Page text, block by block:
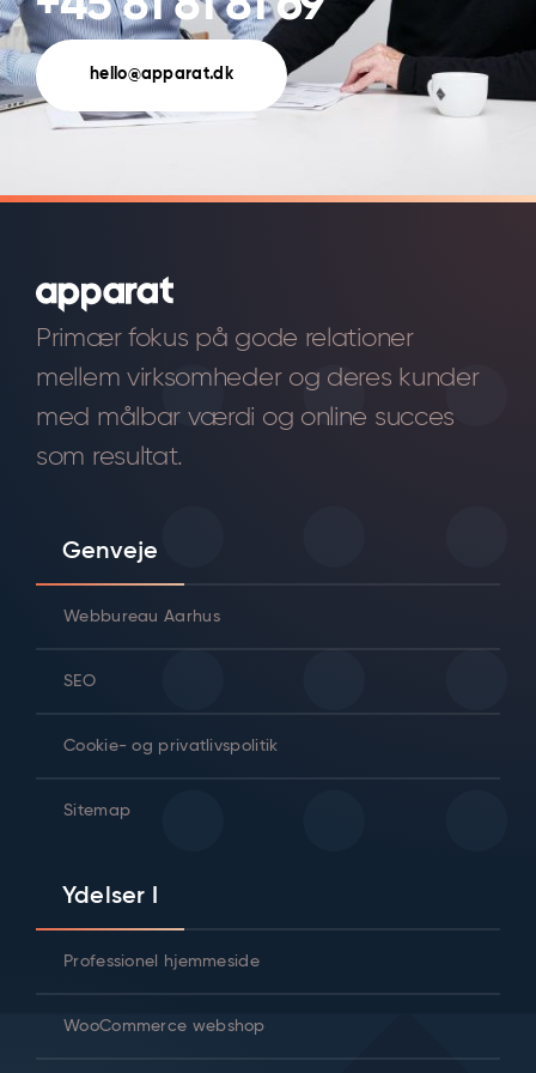
hello@apparat.dk
Primær fokus på gode relationer
mellem virksomheder og deres kunder
med målbar værdi og online succes
som resultat.
Genveje
Webbureau Aarhus
SEO
Cookie- og privatlivspolitik
Sitemap
Ydelser I
Professionel hjemmeside
WooCommerce webshop